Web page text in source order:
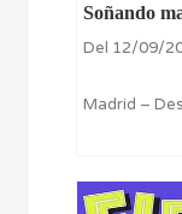
Soñando
Del 12/09/
Madrid –